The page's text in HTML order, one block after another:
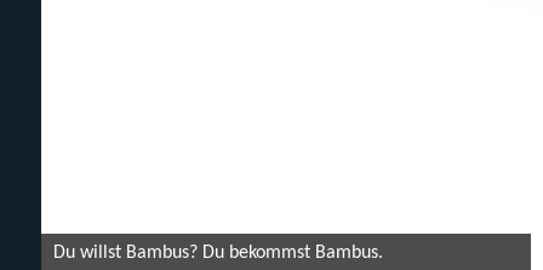
Du willst Bambus? Du bekommst Bambus.